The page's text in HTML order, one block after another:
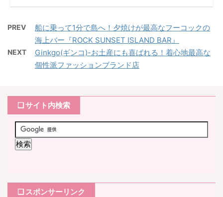
PREV
船に乗って1分で島へ！夕焼けが最高なフーコックの
海上バー『ROCK SUNSET ISLAND BAR』
NEXT
Ginkgo(ギンコ)-お土産にも喜ばれる！着心地最高な
個性派ファッションブランド店
❏ サイト内検索
❏ スポンサーリンク